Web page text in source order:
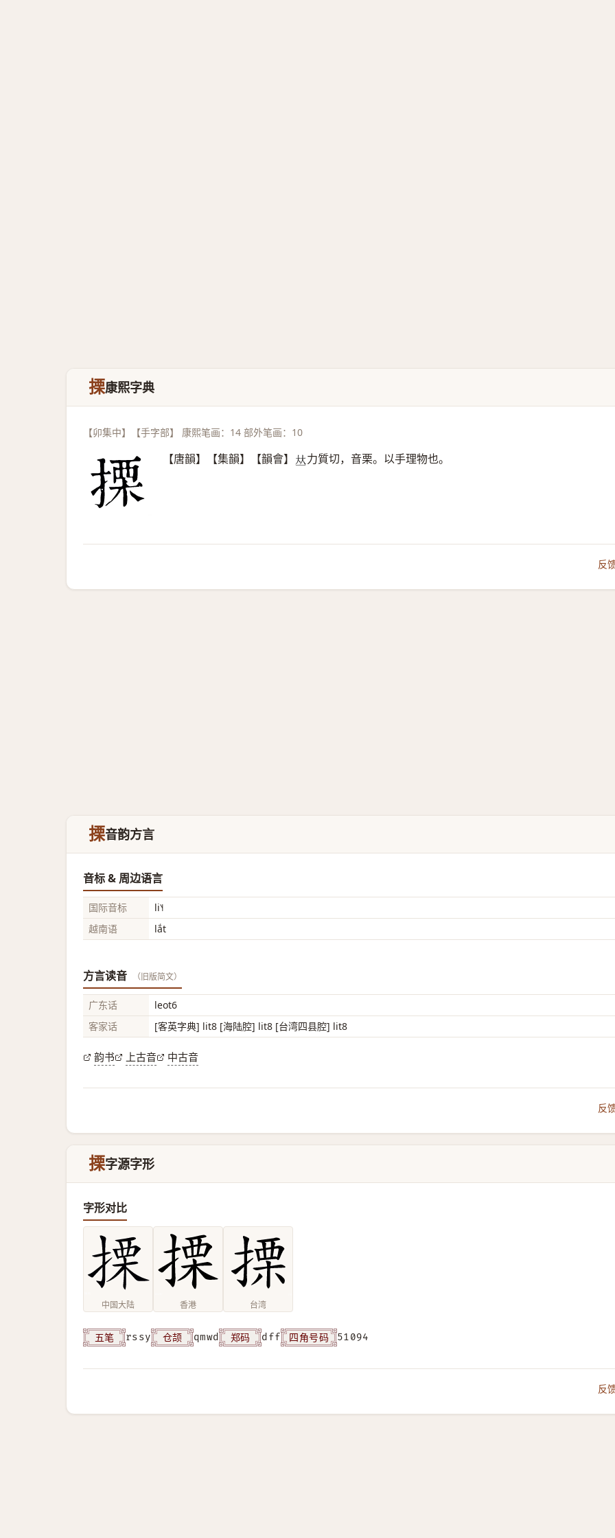
搮康熙字典
【卯集中】【手字部】 康熙笔画：14 部外笔画：10
【唐韻】【集韻】【韻會】 𠀤力質切，音栗。以手理物也。
反
搮音韵方言
音标 & 周边语言
国际音标
li˥˧
越南语
lắt
方言读音 （旧版简文）
广东话
leot6
客家话
[客英字典] lit8 [海陆腔] lit8 [台湾四县腔] lit8
韵书 上古音 中古音
反
搮字源字形
字形对比
中国大陆 香港 台湾
五笔 rssy 仓颉 qmwd 郑码 dff 四角号码 51094
反